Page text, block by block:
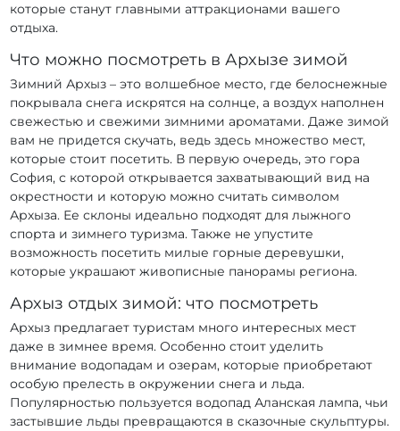
которые станут главными аттракционами вашего
отдыха.
Что можно посмотреть в Архызе зимой
Зимний Архыз – это волшебное место, где белоснежные
покрывала снега искрятся на солнце, а воздух наполнен
свежестью и свежими зимними ароматами. Даже зимой
вам не придется скучать, ведь здесь множество мест,
которые стоит посетить. В первую очередь, это гора
София, с которой открывается захватывающий вид на
окрестности и которую можно считать символом
Архыза. Ее склоны идеально подходят для лыжного
спорта и зимнего туризма. Также не упустите
возможность посетить милые горные деревушки,
которые украшают живописные панорамы региона.
Архыз отдых зимой: что посмотреть
Архыз предлагает туристам много интересных мест
даже в зимнее время. Особенно стоит уделить
внимание водопадам и озерам, которые приобретают
особую прелесть в окружении снега и льда.
Популярностью пользуется водопад Аланская лампа, чьи
застывшие льды превращаются в сказочные скульптуры.